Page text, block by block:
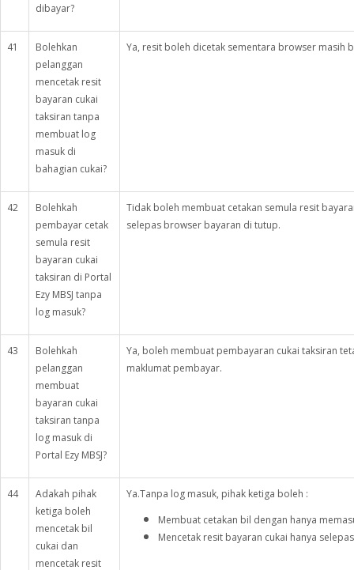
dibayar?
41
Bolehkan
pelanggan
mencetak resit
bayaran cukai
taksiran tanpa
membuat log
masuk di
bahagian cukai?
Ya, resit boleh dicetak sementara browser masih
42
Bolehkah
pembayar cetak
semula resit
bayaran cukai
taksiran di Portal
Ezy MBSJ tanpa
log masuk?
Tidak boleh membuat cetakan semula resit
selepas browser bayaran di tutup.
43
Bolehkah
pelanggan
membuat
bayaran cukai
taksiran tanpa
log masuk di
Portal Ezy MBSJ?
Ya, boleh membuat pembayaran cukai taksiran
maklumat pembayar.
44
Adakah pihak
ketiga boleh
mencetak bil
cukai dan
mencetak resit
Ya.Tanpa log masuk, pihak ketiga boleh :
Membuat cetakan bil dengan hanya
Mencetak resit bayaran cukai hanya